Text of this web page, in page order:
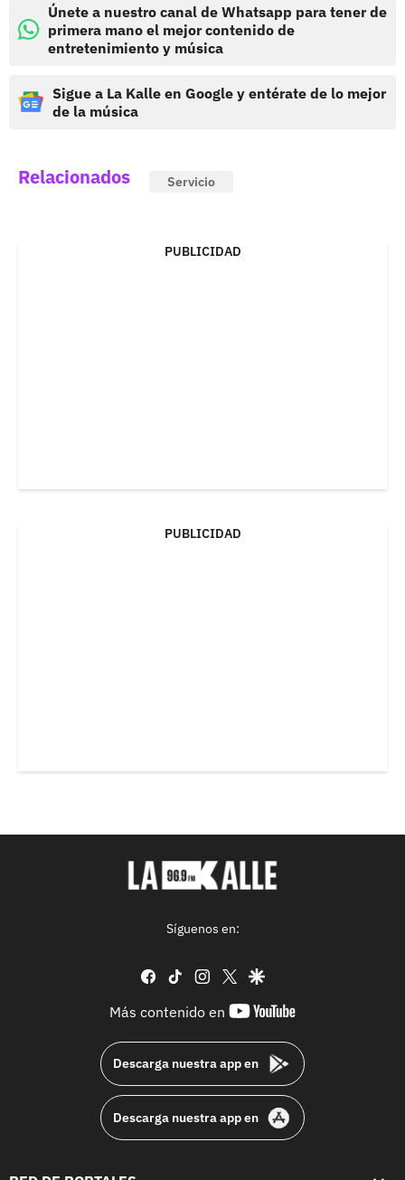
Únete a nuestro canal de Whatsapp para tener de
primera mano el mejor contenido de
entretenimiento y música
Sigue a La Kalle en Google y entérate de lo mejor
de la música
Relacionados Servicio
PUBLICIDAD
PUBLICIDAD
Síguenos en:
facebook
tiktok instagram
twittergoogle
Más contenido en
youtube-
Descarga nuestra app en
Descarga nuestra app en